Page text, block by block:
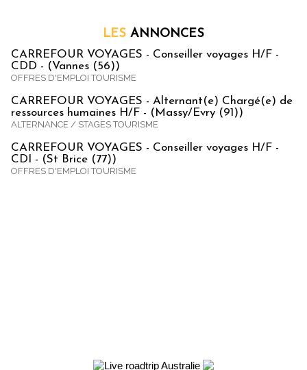
LES ANNONCES
CARREFOUR VOYAGES - Conseiller voyages H/F -
CDD - (Vannes (56))
OFFRES D'EMPLOI TOURISME
CARREFOUR VOYAGES - Alternant(e) Chargé(e) de
ressources humaines H/F - (Massy/Evry (91))
ALTERNANCE / STAGES TOURISME
CARREFOUR VOYAGES - Conseiller voyages H/F -
CDI - (St Brice (77))
OFFRES D'EMPLOI TOURISME